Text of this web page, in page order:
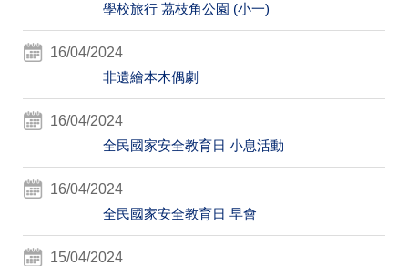
學校旅行 茘枝角公園 (小一)
16/04/2024
非遺繪本木偶劇
16/04/2024
全民國家安全教育日 小息活動
16/04/2024
全民國家安全教育日 早會
15/04/2024